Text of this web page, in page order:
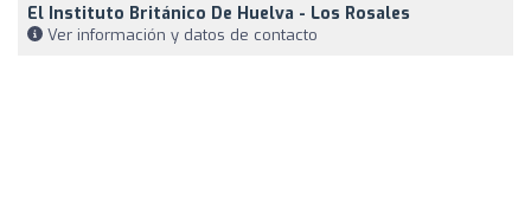
El Instituto Británico De Huelva - Los Rosales
Ver información y datos de contacto